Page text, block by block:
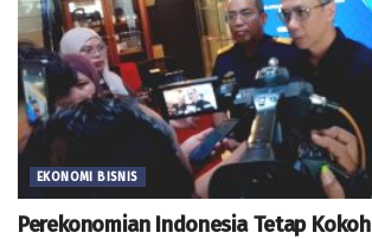
EKONOMI BISNIS
Perekonomian Indonesia Tetap Kokoh